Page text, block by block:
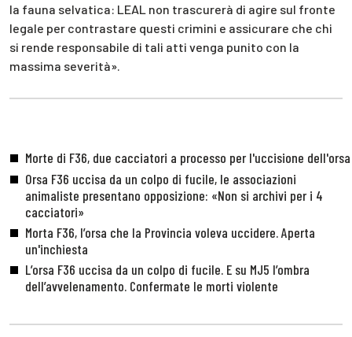
la fauna selvatica: LEAL non trascurerà di agire sul fronte
legale per contrastare questi crimini e assicurare che chi
si rende responsabile di tali atti venga punito con la
massima severità».
Morte di F36, due cacciatori a processo per l'uccisione dell'orsa
Orsa F36 uccisa da un colpo di fucile, le associazioni
animaliste presentano opposizione: «Non si archivi per i 4
cacciatori»
Morta F36, l’orsa che la Provincia voleva uccidere. Aperta
un'inchiesta
L’orsa F36 uccisa da un colpo di fucile. E su MJ5 l’ombra
dell’avvelenamento. Confermate le morti violente